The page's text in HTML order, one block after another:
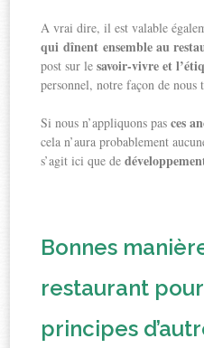
A vrai dire, il est valable
qui dînent ensemble au
post sur lesavoir-vivre et
personnel, notre façon de nous
Si nous n’appliquons pasces
cela n’aura probablement
s’agit ici que de
Bonnes
restaurant
principes